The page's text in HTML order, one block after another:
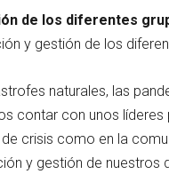
de los diferentes
y gestión de los
naturales, las
contar con unos
crisis como en la
y gestión de nuestros